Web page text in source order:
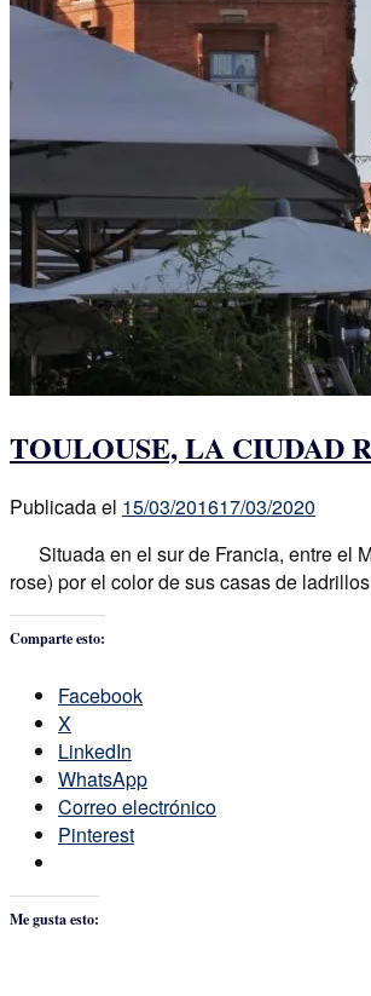
TOULOUSE, LA CIUDAD
Publicada el 15/03/201617/03/2020
Situada en el sur de Francia, entre el
rose) por el color de sus casas de
Comparte esto:
Facebook
X
LinkedIn
WhatsApp
Correo electrónico
Pinterest
Me gusta esto: